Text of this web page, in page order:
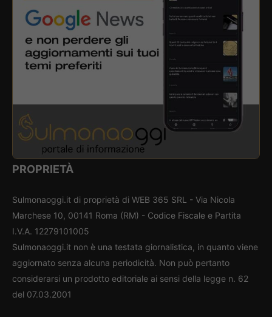
PROPRIETÀ
Sulmonaoggi.it di proprietà di WEB 365 SRL - Via Nicola
Marchese 10, 00141 Roma (RM) - Codice Fiscale e Partita
I.V.A. 12279101005
Sulmonaoggi.it non è una testata giornalistica, in quanto viene
aggiornato senza alcuna periodicità. Non può pertanto
considerarsi un prodotto editoriale ai sensi della legge n. 62
del 07.03.2001